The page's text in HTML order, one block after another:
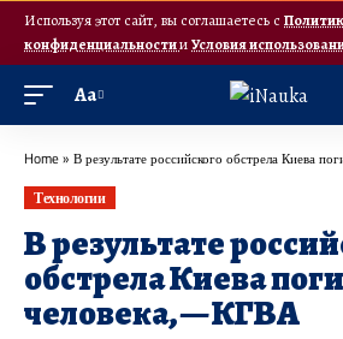
Используя этот сайт, вы соглашаетесь с
конфиденциальностииУсловия
Аа
Home » В результате российского обстрела Киева
Технологии
В результате
обстрела Киева
человека, — КГВА